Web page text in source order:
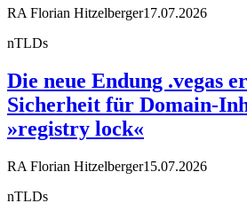
RA Florian Hitzelberger17.07.2026
nTLDs
Die neue Endung .vegas
Sicherheit für Domain-
»registry lock«
RA Florian Hitzelberger15.07.2026
nTLDs